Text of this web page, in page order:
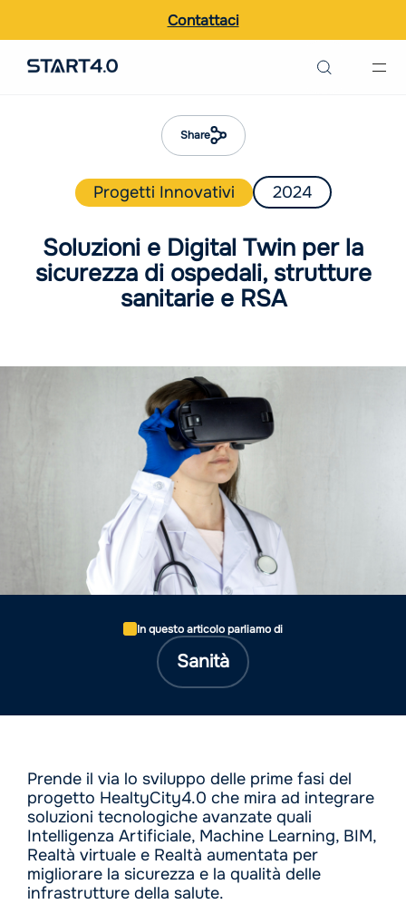
Contattaci
Italiano
English
Share
Progetti Innovativi 2024
Soluzioni e Digital Twin per la
sicurezza di ospedali, strutture
sanitarie e RSA
In questo articolo parliamo di
Sanità
Prende il via lo sviluppo delle prime fasi del
progetto HealtyCity4.0 che mira ad integrare
soluzioni tecnologiche avanzate quali
Intelligenza Artificiale, Machine Learning, BIM,
Realtà virtuale e Realtà aumentata per
migliorare la sicurezza e la qualità delle
infrastrutture della salute.